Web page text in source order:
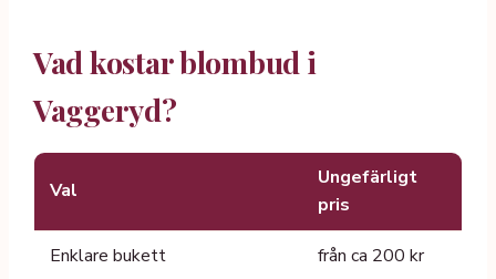
Vad kostar blombud i
Vaggeryd?
Val
Ungefärligt
pris
Enklare bukett från ca 200 kr